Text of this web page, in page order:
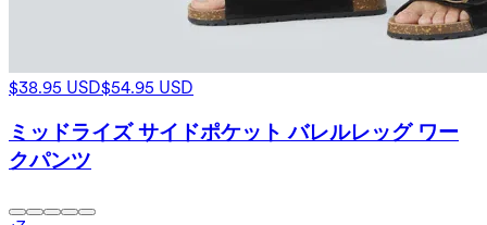
$38.95 USD$54.95 USD
ミッドライズ サイドポケット バレルレッグ ワー
クパンツ